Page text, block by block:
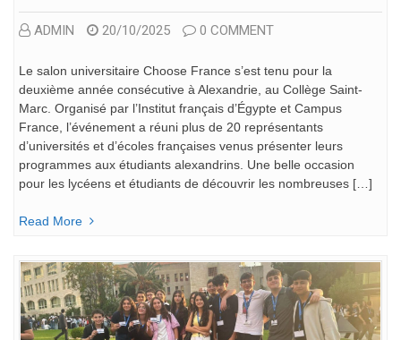
ADMIN 20/10/2025 0 COMMENT
Le salon universitaire Choose France s’est tenu pour la
deuxième année consécutive à Alexandrie, au Collège Saint-
Marc. Organisé par l’Institut français d’Égypte et Campus
France, l’événement a réuni plus de 20 représentants
d’universités et d’écoles françaises venus présenter leurs
programmes aux étudiants alexandrins. Une belle occasion
pour les lycéens et étudiants de découvrir les nombreuses […]
Read More